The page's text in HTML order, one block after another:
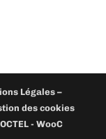
Légales –
des cookies
- WooC